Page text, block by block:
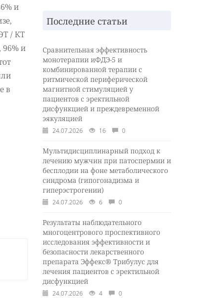
и
/ КТ
96% и
в
Последние статьи
Сравнительная эффективность
монотерапии иФДЭ-5 и
комбинированной терапии с
ритмической периферической
магнитной стимуляцией у
пациентов с эректильной
дисфункцией и преждевременной
эякуляцией
24.07.2026 16 0
Мультидисциплинарный подход к
лечению мужчин при патоспермии и
бесплодии на фоне метаболического
синдрома (гипогонадизма и
гиперэстрогении)
24.07.2026 6 0
Результаты наблюдательного
многоцентрового проспективного
исследования эффективности и
безопасности лекарственного
препарата Эффекс® Трибулус для
лечения пациентов с эректильной
дисфункцией
24.07.2026 4 0